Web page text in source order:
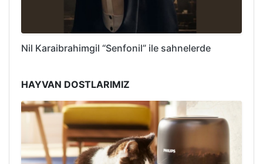
Nil Karaibrahimgil “Senfonil” ile sahnelerde
HAYVAN DOSTLARIMIZ